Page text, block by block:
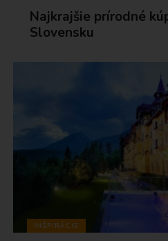
Najkrajšie prírodné
Slovensku
INŠPIRÁCIE